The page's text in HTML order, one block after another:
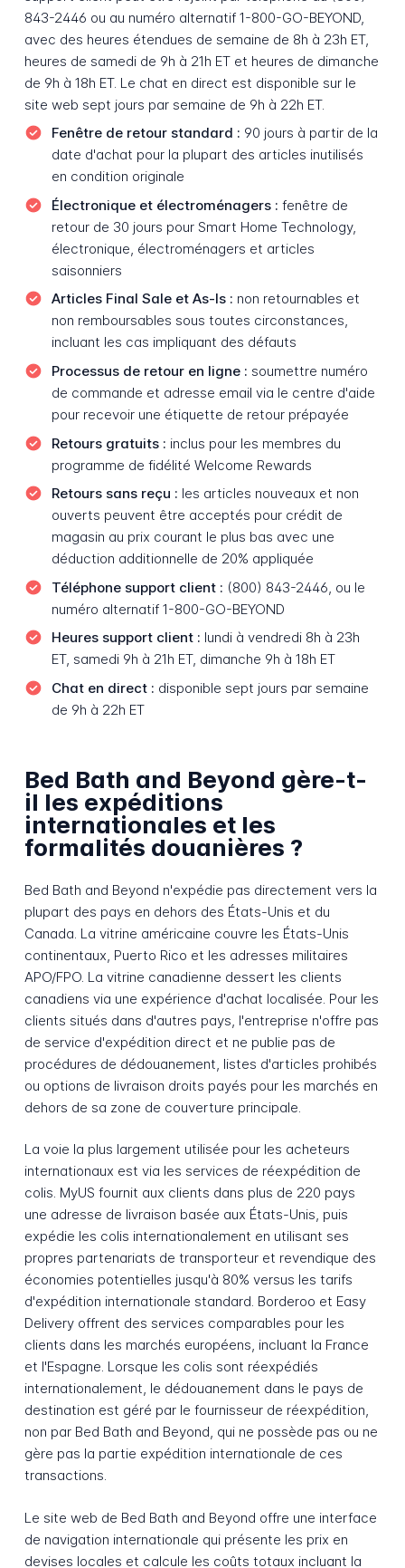
843-2446 ou au numéro alternatif 1-800-GO-BEYOND,
avec des heures étendues de semaine de 8h à 23h ET,
heures de samedi de 9h à 21h ET et heures de dimanche
de 9h à 18h ET. Le chat en direct est disponible sur le
site web sept jours par semaine de 9h à 22h ET.
Fenêtre de retour standard : 90 jours à partir de la
date d'achat pour la plupart des articles inutilisés
en condition originale
Électronique et électroménagers : fenêtre de
retour de 30 jours pour Smart Home Technology,
électronique, électroménagers et articles
saisonniers
Articles Final Sale et As-Is : non retournables et
non remboursables sous toutes circonstances,
incluant les cas impliquant des défauts
Processus de retour en ligne : soumettre numéro
de commande et adresse email via le centre d'aide
pour recevoir une étiquette de retour prépayée
Retours gratuits : inclus pour les membres du
programme de fidélité Welcome Rewards
Retours sans reçu : les articles nouveaux et non
ouverts peuvent être acceptés pour crédit de
magasin au prix courant le plus bas avec une
déduction additionnelle de 20% appliquée
Téléphone support client : (800) 843-2446, ou le
numéro alternatif 1-800-GO-BEYOND
Heures support client : lundi à vendredi 8h à 23h
ET, samedi 9h à 21h ET, dimanche 9h à 18h ET
Chat en direct : disponible sept jours par semaine
de 9h à 22h ET
Bed Bath and Beyond gère-t-
il les expéditions
internationales et les
formalités douanières ?
Bed Bath and Beyond n'expédie pas directement vers la
plupart des pays en dehors des États-Unis et du
Canada. La vitrine américaine couvre les États-Unis
continentaux, Puerto Rico et les adresses militaires
APO/FPO. La vitrine canadienne dessert les clients
canadiens via une expérience d'achat localisée. Pour les
clients situés dans d'autres pays, l'entreprise n'offre pas
de service d'expédition direct et ne publie pas de
procédures de dédouanement, listes d'articles prohibés
ou options de livraison droits payés pour les marchés en
dehors de sa zone de couverture principale.
La voie la plus largement utilisée pour les acheteurs
internationaux est via les services de réexpédition de
colis. MyUS fournit aux clients dans plus de 220 pays
une adresse de livraison basée aux États-Unis, puis
expédie les colis internationalement en utilisant ses
propres partenariats de transporteur et revendique des
économies potentielles jusqu'à 80% versus les tarifs
d'expédition internationale standard. Borderoo et Easy
Delivery offrent des services comparables pour les
clients dans les marchés européens, incluant la France
et l'Espagne. Lorsque les colis sont réexpédiés
internationalement, le dédouanement dans le pays de
destination est géré par le fournisseur de réexpédition,
non par Bed Bath and Beyond, qui ne possède pas ou ne
gère pas la partie expédition internationale de ces
transactions.
Le site web de Bed Bath and Beyond offre une interface
de navigation internationale qui présente les prix en
devises locales et calcule les coûts totaux incluant la